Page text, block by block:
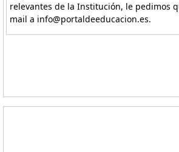
relevantes de la Institución, le pedimos
mail a info@portaldeeducacion.es.